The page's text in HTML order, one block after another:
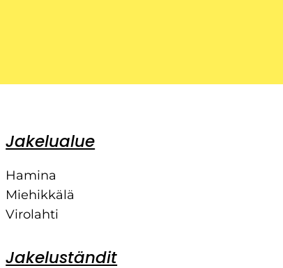
Jakelualue
Hamina
Miehikkälä
Virolahti
Jakeluständit